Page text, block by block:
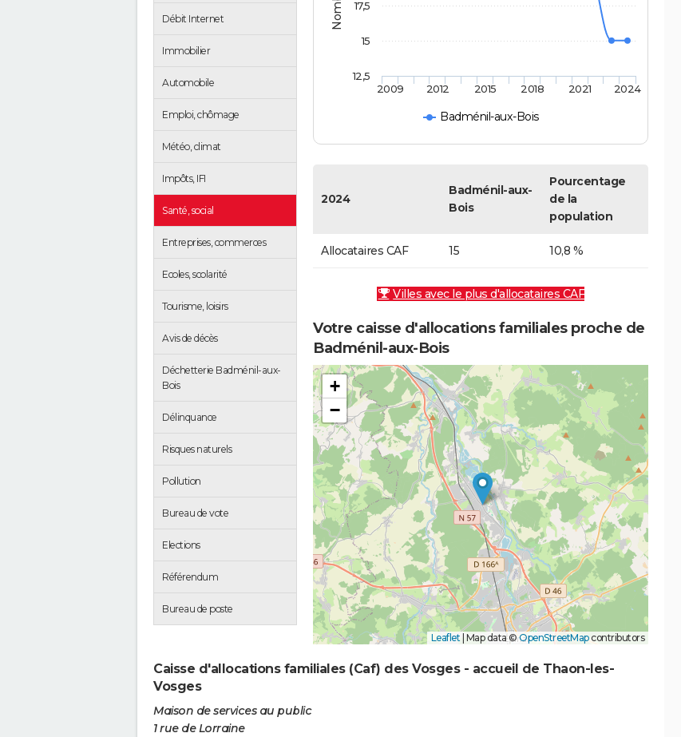
Débit Internet
Immobilier
Automobile
Emploi, chômage
Météo, climat
Impôts, IFI
Santé, social
Entreprises, commerces
Ecoles, scolarité
Tourisme, loisirs
Avis de décès
Déchetterie Badménil-aux-
Bois
Délinquance
Risques naturels
Pollution
Bureau de vote
Elections
Référendum
Bureau de poste
Badménil-aux-Bois
2009 2012 2015 2018 2021 2024
12,5
15
17,5
2024
Badménil-aux-
Bois
Pourcentage
de la
population
Allocataires CAF 15 10,8 %
Villes avec le plus d'allocataires CAF
Votre caisse d'allocations familiales proche de
Badménil-aux-Bois
+
−
Leaflet Map data ©OpenStreetMapcontributors
Caisse d'allocations familiales (Caf) des Vosges - accueil de Thaon-les-
Vosges
Maison de services au public
1 rue de Lorraine